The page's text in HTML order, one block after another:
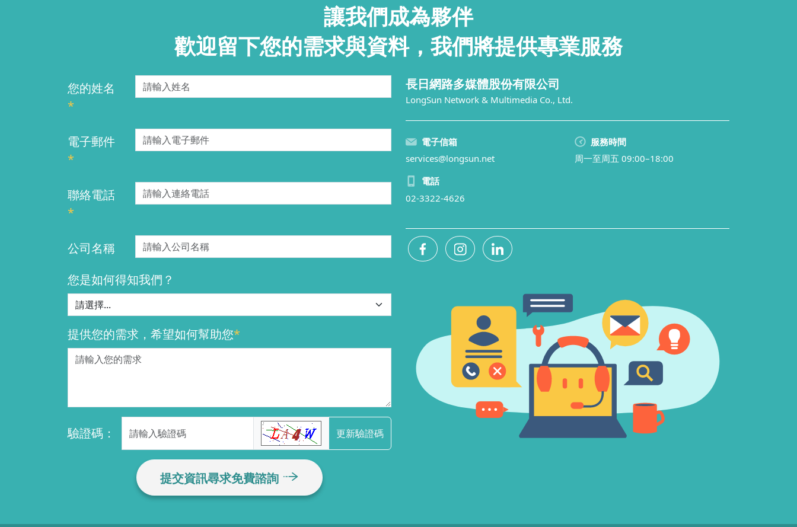
讓我們成為夥伴
歡迎留下您的需求與資料，我們將提供專業服務
您的姓名
*
電子郵件
*
聯絡電話
*
公司名稱
您是如何得知我們？
提供您的需求，希望如何幫助您*
驗證碼： 更新驗證碼
提交資訊尋求免費諮詢
長日網路多媒體股份有限公司
LongSun Network & Multimedia Co., Ltd.
電子信箱
services@longsun.net
服務時間
周一至周五 09:00–18:00
電話
02-3322-4626